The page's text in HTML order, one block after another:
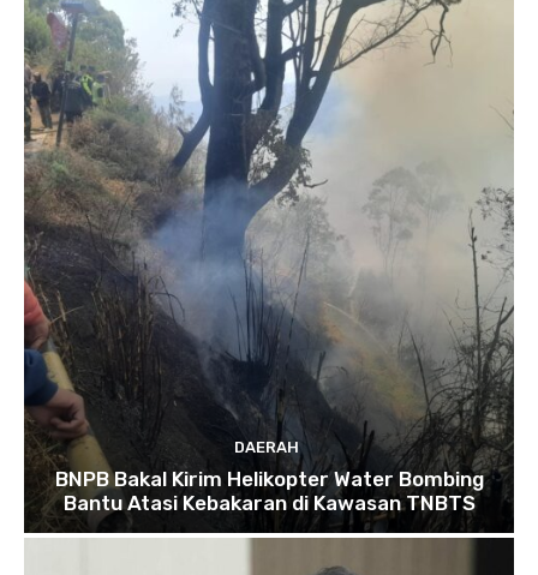
DAERAH
BNPB Bakal Kirim Helikopter Water Bombing
Bantu Atasi Kebakaran di Kawasan TNBTS